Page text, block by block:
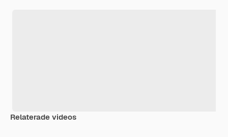
Relaterade videos